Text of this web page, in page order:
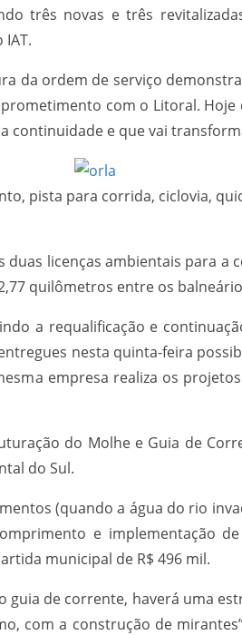
três novas e três
da ordem de serviço
com o Litoral.
e que vai
pista para corrida, ciclovia,
licenças ambientais para
quilômetros entre os
a requalificação e
nesta quinta-feira
empresa realiza os
do Molhe e Guia de
do Sul.
(quando a água do rio
e implementação
municipal de R$ 496 mil.
guia de corrente, haverá uma
com a construção de